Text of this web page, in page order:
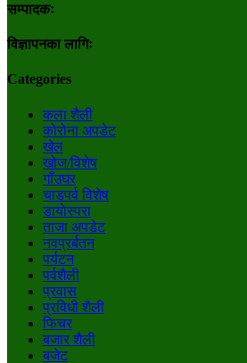
सम्पादकः
विज्ञापनका लागिः
Categories
कला शैली
कोरोना अपडेट
खेल
खोज/विशेष
गाँउघर
चाडपर्व विशेष
डायाेस्परा
ताजा अपडेट
नवप्रर्बतन
पर्यटन
पर्वशैली
प्रवास
प्रविधी शैली
फिचर
बजार शैली
बजेट